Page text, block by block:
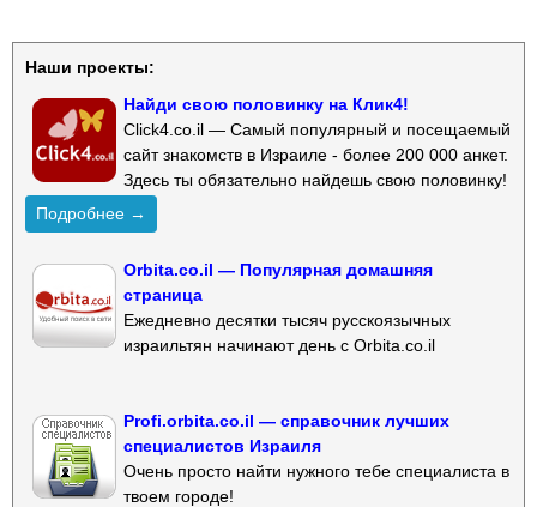
Наши проекты:
Найди свою половинку на Клик4!
Click4.co.il — Самый популярный и посещаемый
сайт знакомств в Израиле - более 200 000 анкет.
Здесь ты обязательно найдешь свою половинку!
Подробнее →
Orbita.co.il — Популярная домашняя
страница
Ежедневно десятки тысяч русскоязычных
израильтян начинают день с Orbita.co.il
Profi.orbita.co.il — справочник лучших
специалистов Израиля
Очень просто найти нужного тебе специалиста в
твоем городе!